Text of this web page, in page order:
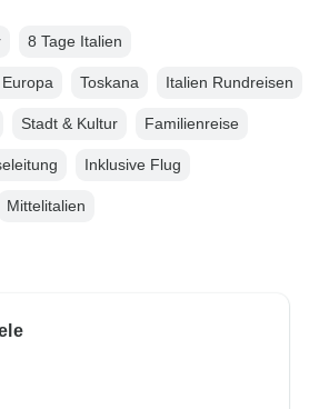
8 Tage Italien
Toskana Italien Rundreisen
Stadt & Kultur Familienreise
Inklusive Flug
Mittelitalien